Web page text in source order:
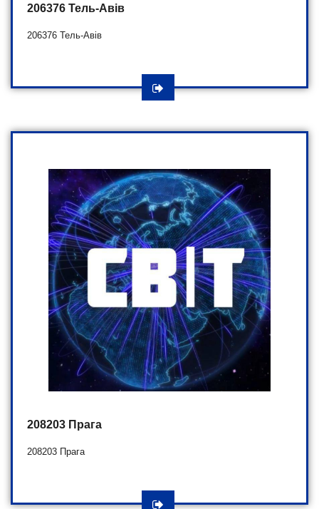
206376 Тель-Авів
206376 Тель-Авів
208203 Прага
208203 Прага